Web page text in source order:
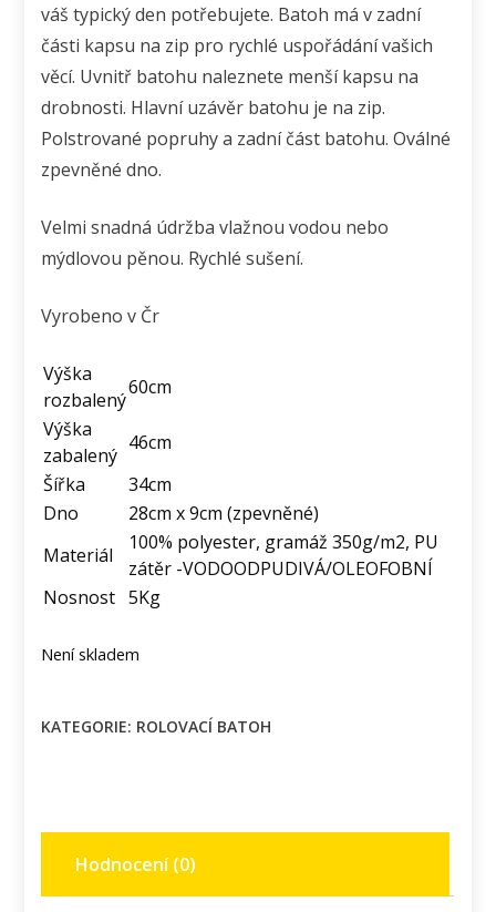
váš typický den potřebujete. Batoh má v zadní
části kapsu na zip pro rychlé uspořádání vašich
věcí. Uvnitř batohu naleznete menší kapsu na
drobnosti. Hlavní uzávěr batohu je na zip.
Polstrované popruhy a zadní část batohu. Oválné
zpevněné dno.
Velmi snadná údržba vlažnou vodou nebo
mýdlovou pěnou. Rychlé sušení.
Vyrobeno v Čr
Výška
rozbalený
60cm
Výška
zabalený
46cm
Šířka
34cm
Dno
28cm x 9cm (zpevněné)
Materiál
100% polyester, gramáž 350g/m2, PU
zátěr -VODOODPUDIVÁ/OLEOFOBNÍ
Nosnost 5Kg
Není skladem
KATEGORIE: ROLOVACÍ BATOH
Hodnocení (0)